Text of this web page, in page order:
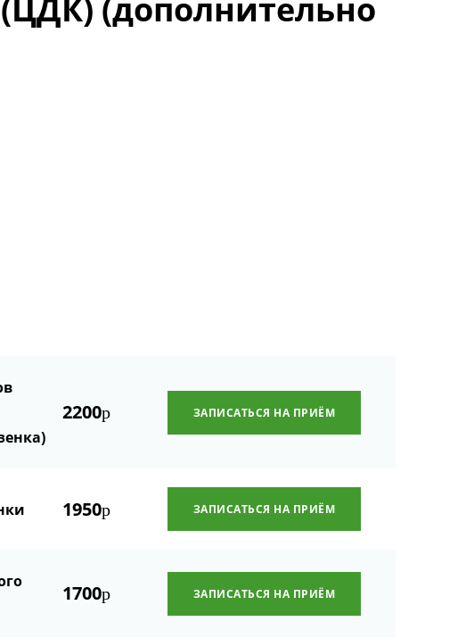
(дополнительно
2200р ЗАПИСАТЬСЯ НА ПРИЁМ
1950р ЗАПИСАТЬСЯ НА ПРИЁМ
1700р ЗАПИСАТЬСЯ НА ПРИЁМ